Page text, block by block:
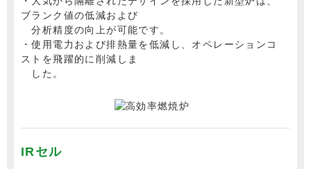
ブランク値の低減および
分析精度の向上が可能です。
・使用電力および排熱量を低減し、オペレーションコ
ストを飛躍的に削減しま
した。
IRセル